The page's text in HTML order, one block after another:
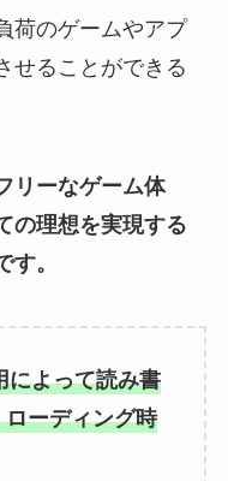
荷のゲームやアプ
せることができる
リーなゲーム体
の理想を実現する
。
によって読み書
ーディング時